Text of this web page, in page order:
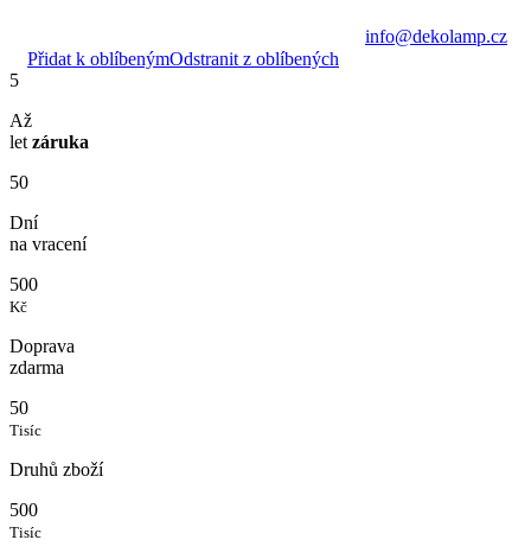
info@dekolamp.cz
Přidat k oblíbenýmOdstranit z oblíbených
5
Až
let záruka
50
Dní
na vracení
500
Kč
Doprava
zdarma
50
Tisíc
Druhů zboží
500
Tisíc